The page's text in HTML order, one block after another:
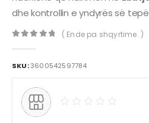
dhe kontrollin e yndyrës së
( Ende pa shqyrtime. )
SKU:3600542597784